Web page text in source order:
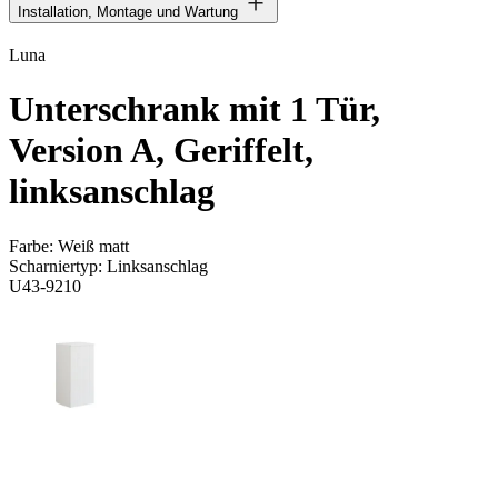
Installation, Montage und Wartung
Luna
Unterschrank mit 1 Tür,
Version A, Geriffelt,
linksanschlag
Farbe: Weiß matt
Scharniertyp: Linksanschlag
U43-9210